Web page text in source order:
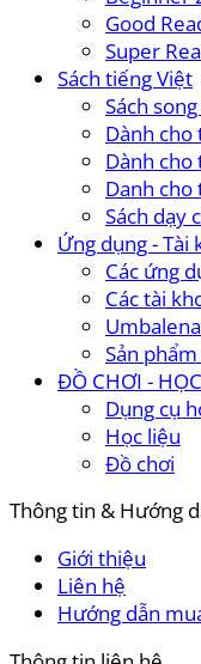
Good
Super
Sách tiếng Việt
Sách
Dành
Dành cho
Danh cho
Sách dạy
Ứng dụng - Tài
Các ứng
Các tài
Umbalena
Sản
ĐỒ CHƠI -
Dụng cụ
Học liệu
Đồ chơi
Thông tin & Hướng
Giới thiệu
Liên hệ
Hướng dẫn